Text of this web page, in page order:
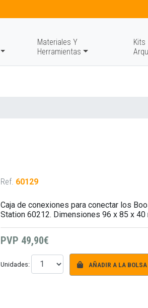
Materiales Y
Herramientas
Kits
Ref. 60129
Caja de conexiones para conectar los
Station 60212. Dimensiones 96 x 85 x 40
PVP 49,90€
Unidades: AÑADIR A LA BOLSA